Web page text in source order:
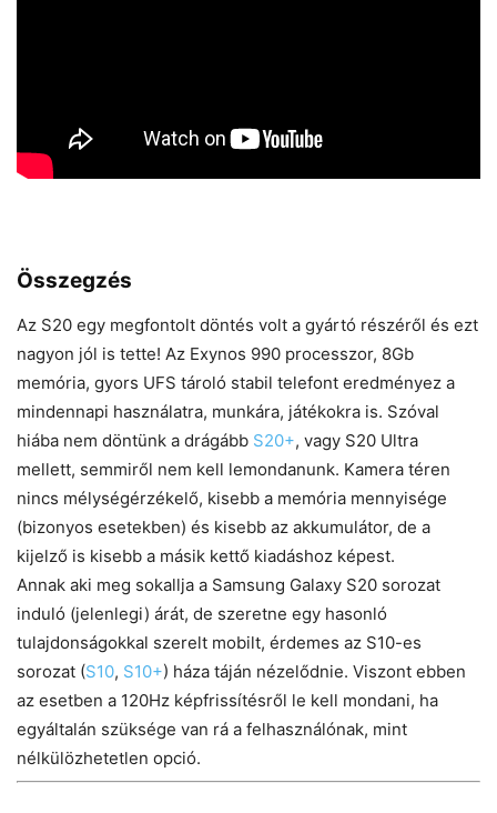
Összegzés
Az S20 egy megfontolt döntés volt a gyártó részéről és ezt
nagyon jól is tette! Az Exynos 990 processzor, 8Gb
memória, gyors UFS tároló stabil telefont eredményez a
mindennapi használatra, munkára, játékokra is. Szóval
hiába nem döntünk a drágább S20+, vagy S20 Ultra
mellett, semmiről nem kell lemondanunk. Kamera téren
nincs mélységérzékelő, kisebb a memória mennyisége
(bizonyos esetekben) és kisebb az akkumulátor, de a
kijelző is kisebb a másik kettő kiadáshoz képest.
Annak aki meg sokallja a Samsung Galaxy S20 sorozat
induló (jelenlegi) árát, de szeretne egy hasonló
tulajdonságokkal szerelt mobilt, érdemes az S10-es
sorozat (S10, S10+) háza táján nézelődnie. Viszont ebben
az esetben a 120Hz képfrissítésről le kell mondani, ha
egyáltalán szüksége van rá a felhasználónak, mint
nélkülözhetetlen opció.